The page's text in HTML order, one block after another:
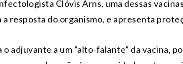
Clóvis Arns, uma dessas
resposta do organismo, e apresenta
o adjuvante a um “alto-falante” da vacina,